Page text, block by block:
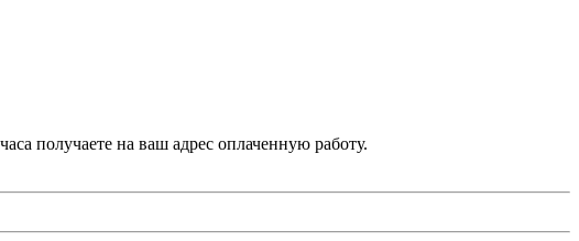
получаете на ваш адрес оплаченную работу.